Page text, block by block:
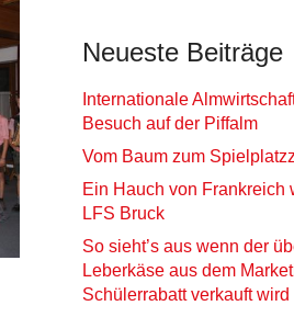
Neueste Beiträge
Internationale
Besuch auf der Piffalm
Vom Baum zum
Ein Hauch von Frankreich
LFS Bruck
So sieht’s aus wenn der
Leberkäse aus dem
Schülerrabatt verkauft wird